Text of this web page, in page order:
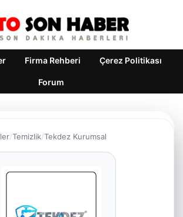
Firma Rehberi Çerez Politikası
Forum
Temizlik Tekdez Kurumsal